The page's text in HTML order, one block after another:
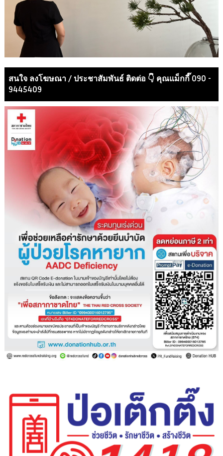
สนใจ ลงโฆษณา / ประชาสัมพันธ์ ติดต่อ 👇 คุณแม็กกี๊ 090 -
9445409